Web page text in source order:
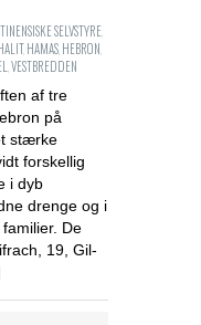
SELVSTYRE,
,HAMAS,HEBRON,
,VESTBREDDEN
af tre
på
stærke
forskellig
i dyb
drenge og i
De
19, Gil-